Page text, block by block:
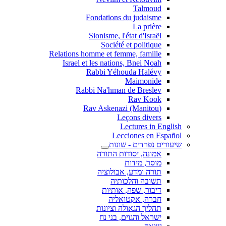
Talmoud
Fondations du judaisme
La prière
Sionisme, l'état d'Israël
Société et politique
Relations homme et femme, famille
Israel et les nations, Bnei Noah
Rabbi Yéhouda Halévy
Maimonide
Rabbi Na'hman de Breslev
Rav Kook
(Rav Askenazi (Manitou
Leçons divers
Lectures in English
Lecciones en Español
שיעורים נפרדים - שונות
אמונה, יסודות התורה
מוסר, מידות
תורה ומדע, אבולוציה
תשובה והלכותיה
דיבור, שפה, אותיות
חברה, אקטואליה
תהליך הגאולה וציונות
ישראל והגוים, בני נח